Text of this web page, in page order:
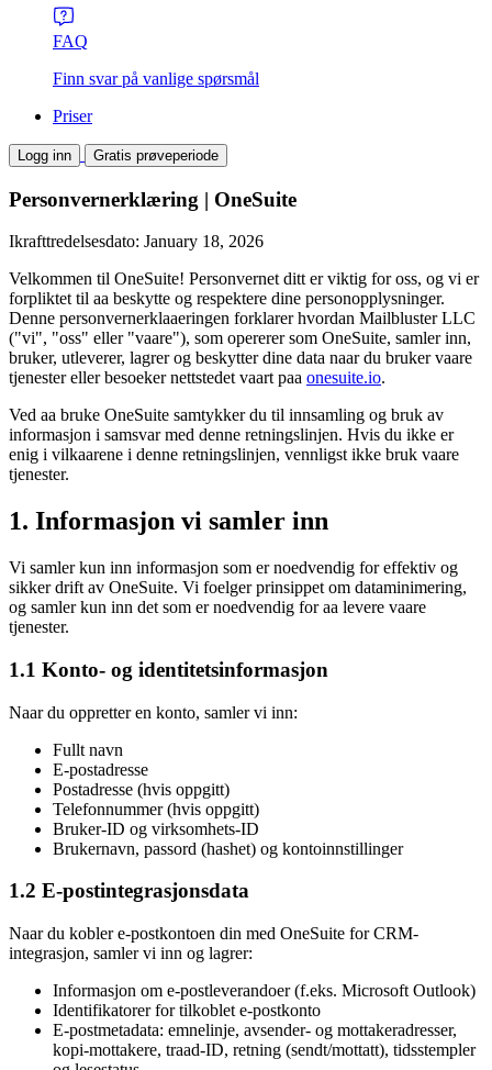
FAQ
Finn svar på vanlige spørsmål
Priser
Logg inn Gratis prøveperiode
Personvernerklæring | OneSuite
Ikrafttredelsesdato: January 18, 2026
Velkommen til OneSuite! Personvernet ditt er viktig for oss, og vi er
forpliktet til aa beskytte og respektere dine personopplysninger.
Denne personvernerklaaeringen forklarer hvordan Mailbluster LLC
("vi", "oss" eller "vaare"), som opererer som OneSuite, samler inn,
bruker, utleverer, lagrer og beskytter dine data naar du bruker vaare
tjenester eller besoeker nettstedet vaart paa onesuite.io.
Ved aa bruke OneSuite samtykker du til innsamling og bruk av
informasjon i samsvar med denne retningslinjen. Hvis du ikke er
enig i vilkaarene i denne retningslinjen, vennligst ikke bruk vaare
tjenester.
1. Informasjon vi samler inn
Vi samler kun inn informasjon som er noedvendig for effektiv og
sikker drift av OneSuite. Vi foelger prinsippet om dataminimering,
og samler kun inn det som er noedvendig for aa levere vaare
tjenester.
1.1 Konto- og identitetsinformasjon
Naar du oppretter en konto, samler vi inn:
Fullt navn
E-postadresse
Postadresse (hvis oppgitt)
Telefonnummer (hvis oppgitt)
Bruker-ID og virksomhets-ID
Brukernavn, passord (hashet) og kontoinnstillinger
1.2 E-postintegrasjonsdata
Naar du kobler e-postkontoen din med OneSuite for CRM-
integrasjon, samler vi inn og lagrer:
Informasjon om e-postleverandoer (f.eks. Microsoft Outlook)
Identifikatorer for tilkoblet e-postkonto
E-postmetadata: emnelinje, avsender- og mottakeradresser,
kopi-mottakere, traad-ID, retning (sendt/mottatt), tidsstempler